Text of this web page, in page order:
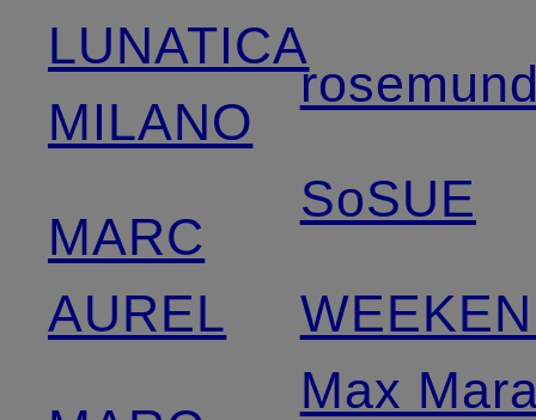
LUNATICA
MILANO
MARC
AUREL
SoSUE
Max